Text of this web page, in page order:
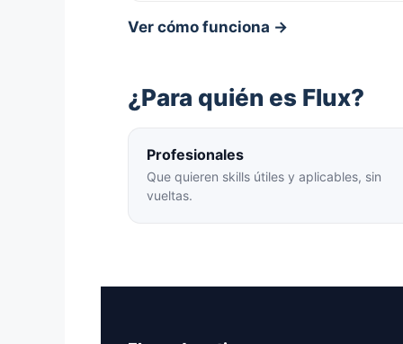
Ver cómo funciona →
¿Para quién es Flux?
Profesionales
Que quieren skills útiles y aplicables, sin
vueltas.